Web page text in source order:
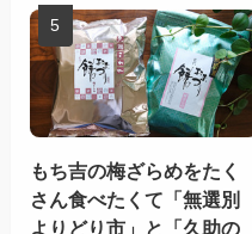
もち吉の梅ざらめをたく
さん食べたくて「無選別
よりどり市」と「久助の